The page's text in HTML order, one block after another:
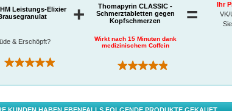
Leistungs-Elixier
& Erschöpft?
(3)
+
Thomapyrin CLASSIC -
Schmerztabletten gegen
Kopfschmerzen
Wirkt nach 15 Minuten dank
medizinischem Coffein
(216)
= Ihr